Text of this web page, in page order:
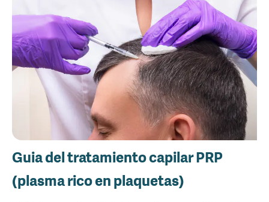
Guia del tratamiento capilar PRP
(plasma rico en plaquetas)